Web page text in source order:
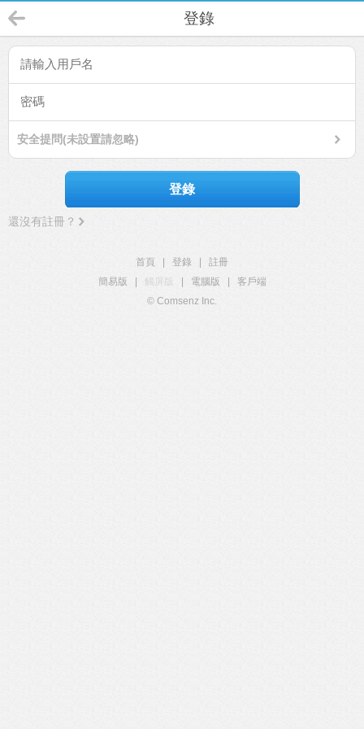
登錄
安全提問(未設置請忽略)
登錄
還沒有註冊？
首頁 登錄
註冊
簡易版
觸屏版 電腦版
客戶端
© Comsenz Inc.